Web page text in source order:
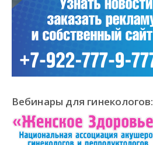
Вебинары для гинекологов: